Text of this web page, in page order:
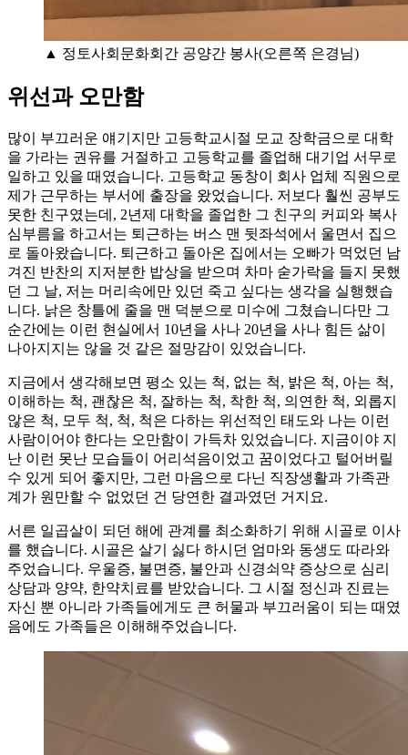
▲ 정토사회문화회간 공양간 봉사(오른쪽 은경님)
위선과 오만함
많이 부끄러운 얘기지만 고등학교시절 모교 장학금으로 대학
을 가라는 권유를 거절하고 고등학교를 졸업해 대기업 서무로
일하고 있을 때였습니다. 고등학교 동창이 회사 업체 직원으로
제가 근무하는 부서에 출장을 왔었습니다. 저보다 훨씬 공부도
못한 친구였는데, 2년제 대학을 졸업한 그 친구의 커피와 복사
심부름을 하고서는 퇴근하는 버스 맨 뒷좌석에서 울면서 집으
로 돌아왔습니다. 퇴근하고 돌아온 집에서는 오빠가 먹었던 남
겨진 반찬의 지저분한 밥상을 받으며 차마 숟가락을 들지 못했
던 그 날, 저는 머리속에만 있던 죽고 싶다는 생각을 실행했습
니다. 낡은 창틀에 줄을 맨 덕분으로 미수에 그쳤습니다만 그
순간에는 이런 현실에서 10년을 사나 20년을 사나 힘든 삶이
나아지지는 않을 것 같은 절망감이 있었습니다.
지금에서 생각해보면 평소 있는 척, 없는 척, 밝은 척, 아는 척,
이해하는 척, 괜찮은 척, 잘하는 척, 착한 척, 의연한 척, 외롭지
않은 척, 모두 척, 척, 척은 다하는 위선적인 태도와 나는 이런
사람이어야 한다는 오만함이 가득차 있었습니다. 지금이야 지
난 이런 못난 모습들이 어리석음이었고 꿈이었다고 털어버릴
수 있게 되어 좋지만, 그런 마음으로 다닌 직장생활과 가족관
계가 원만할 수 없었던 건 당연한 결과였던 거지요.
서른 일곱살이 되던 해에 관계를 최소화하기 위해 시골로 이사
를 했습니다. 시골은 살기 싫다 하시던 엄마와 동생도 따라와
주었습니다. 우울증, 불면증, 불안과 신경쇠약 증상으로 심리
상담과 양약, 한약치료를 받았습니다. 그 시절 정신과 진료는
자신 뿐 아니라 가족들에게도 큰 허물과 부끄러움이 되는 때였
음에도 가족들은 이해해주었습니다.